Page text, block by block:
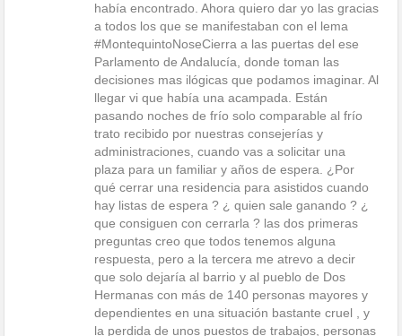
había encontrado. Ahora quiero dar yo las gracias
a todos los que se manifestaban con el lema
#MontequintoNoseCierra a las puertas del ese
Parlamento de Andalucía, donde toman las
decisiones mas ilógicas que podamos imaginar. Al
llegar vi que había una acampada. Están
pasando noches de frío solo comparable al frío
trato recibido por nuestras consejerías y
administraciones, cuando vas a solicitar una
plaza para un familiar y años de espera. ¿Por
qué cerrar una residencia para asistidos cuando
hay listas de espera ? ¿ quien sale ganando ? ¿
que consiguen con cerrarla ? las dos primeras
preguntas creo que todos tenemos alguna
respuesta, pero a la tercera me atrevo a decir
que solo dejaría al barrio y al pueblo de Dos
Hermanas con más de 140 personas mayores y
dependientes en una situación bastante cruel , y
la perdida de unos puestos de trabajos, personas